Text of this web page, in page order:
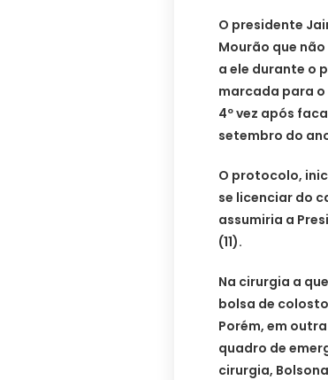
O presidente
Mourão que
a ele durante o
marcada para
4º vez após
setembro do
O protocolo,
se licenciar do
assumiria a
(11).
Na cirurgia a
bolsa de
Porém, em
quadro de
cirurgia,